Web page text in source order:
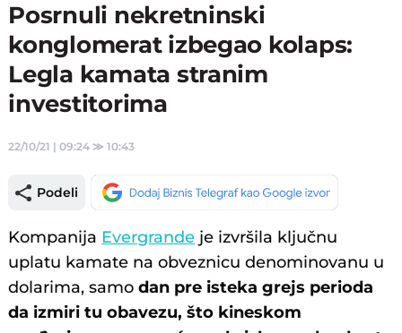
Posrnuli nekretninski
konglomerat izbegao kolaps:
Legla kamata stranim
investitorima
22/10/21 | 09:24 ≫10:43
Podeli
Kompanija Evergrande je izvršila ključnu
uplatu kamate na obveznicu denominovanu u
dolarima, samodan pre isteka grejs perioda
da izmiri tu obavezu, što kineskom